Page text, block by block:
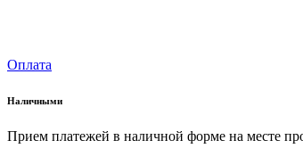
Оплата
Наличными
Прием платежей в наличной форме на месте